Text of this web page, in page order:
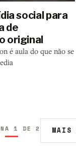
social para
de
original
é aula do que não se
1 DE 2 MAIS